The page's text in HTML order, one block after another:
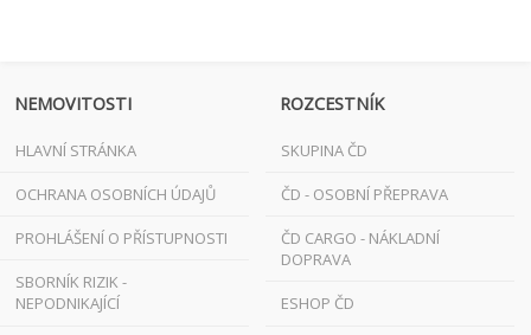
NEMOVITOSTI
HLAVNÍ STRÁNKA
OCHRANA OSOBNÍCH ÚDAJŮ
PROHLÁŠENÍ O PŘÍSTUPNOSTI
SBORNÍK RIZIK -
NEPODNIKAJÍCÍ
ROZCESTNÍK
SKUPINA ČD
ČD - OSOBNÍ PŘEPRAVA
ČD CARGO - NÁKLADNÍ
DOPRAVA
ESHOP ČD